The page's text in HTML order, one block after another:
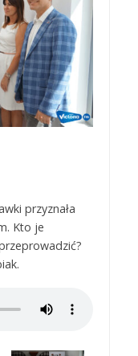
przyznała
Kto je